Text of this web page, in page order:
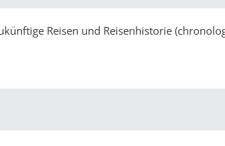
Reisen und Reisenhistorie